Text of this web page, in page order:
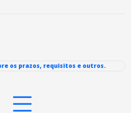
os prazos, requisitos e outros.